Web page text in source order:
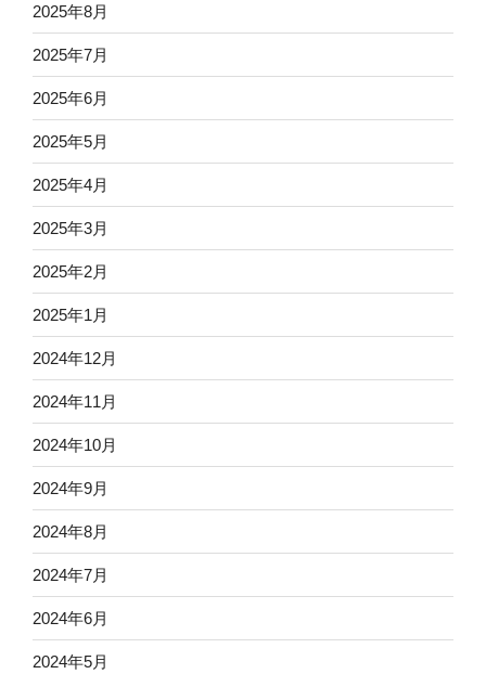
2025年8月
2025年7月
2025年6月
2025年5月
2025年4月
2025年3月
2025年2月
2025年1月
2024年12月
2024年11月
2024年10月
2024年9月
2024年8月
2024年7月
2024年6月
2024年5月